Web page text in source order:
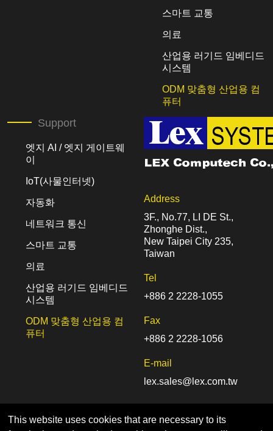
스마트 교통
의료
산업용 러기드 임베디드
시스템
ODM 맞춤형 산업용 컴
퓨터
Support
엣지 AI / 엣지 게이트웨
이
IoT(사물인터넷)
자동화
네트워크 통신
스마트 교통
의료
산업용 러기드 임베디드
시스템
ODM 맞춤형 산업용 컴
퓨터
Address
3F., No.77, LI DE St.,
Zhonghe Dist.,
New Taipei City 235,
Taiwan
Tel
+886 2 2228-1055
Fax
+886 2 2228-1056
E-mail
lex.sales@lex.com.tw
This website uses cookies that are necessary to its